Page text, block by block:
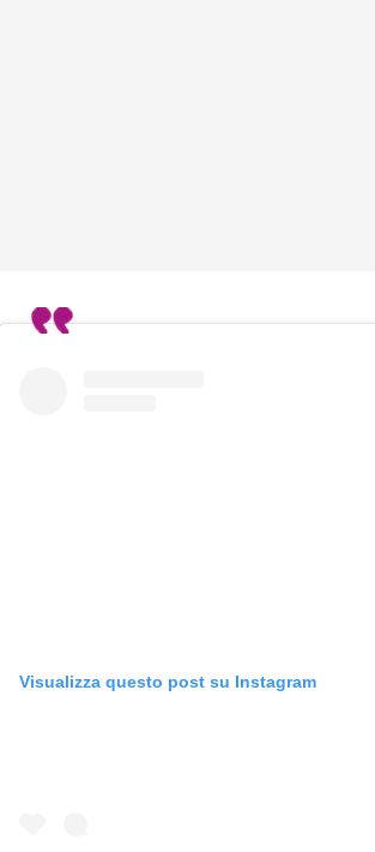
Visualizza questo post su Instagram